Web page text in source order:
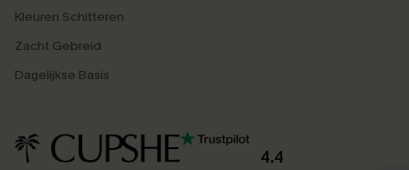
Kleuren Schitteren
Zacht Gebreid
Dagelijkse Basis
4.4